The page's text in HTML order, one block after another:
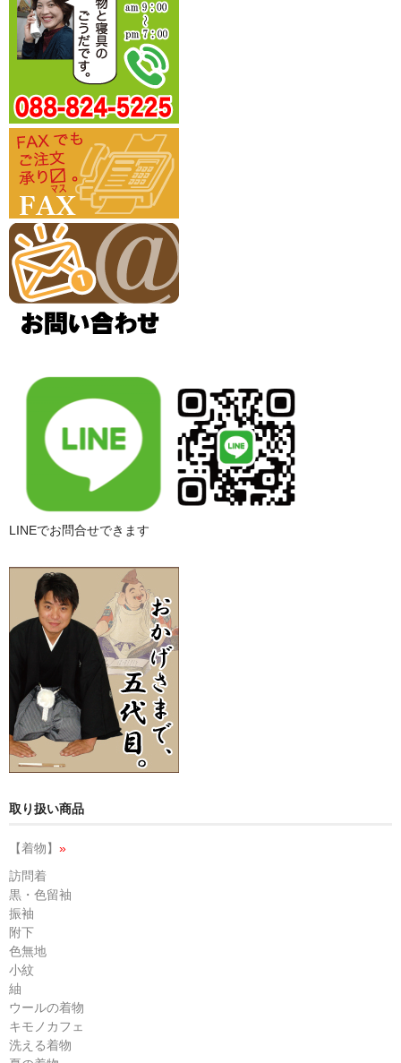
LINEでお問合せできます
取り扱い商品
【着物】 »
訪問着
黒・色留袖
振袖
附下
色無地
小紋
紬
ウールの着物
キモノカフェ
洗える着物